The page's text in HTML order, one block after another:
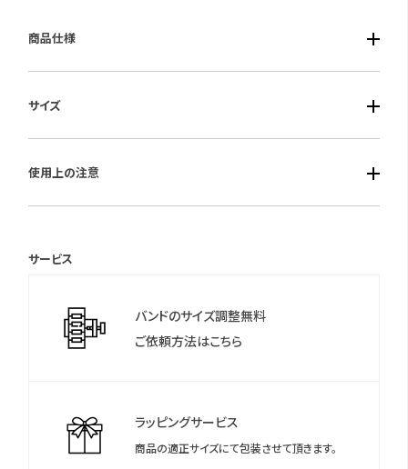
商品仕様
■風防素材：クリスタルガラス
■ベルト素材：ステンレス/替えバンド（合成皮革［ECOPET］）付き
字板1ポイント）入り・充電残量表示機能・充電警告機能・過充電
防止機能・パワーセーブ機能・フル充電時約2.5年可動(パワーセ
パーペチュアルカレンダー・日付表示・時差設定機能・衝撃検知
サイズ
使用上の注意
＊保証書について
サービス
バンドのサイズ調整無料
ご依頼方法はこちら
ラッピングサービス
商品の適正サイズにて包装させて頂きます。